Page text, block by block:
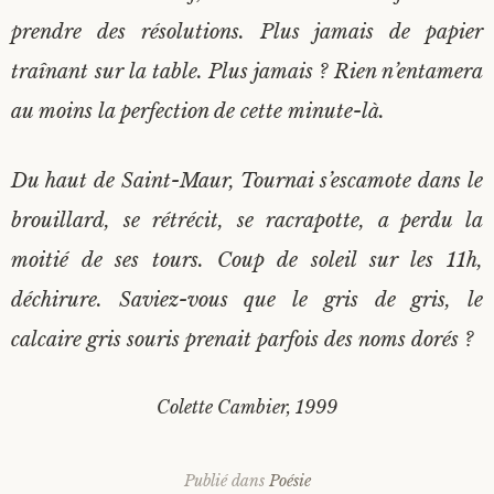
prendre des résolutions. Plus jamais de papier
traînant sur la table. Plus jamais ? Rien n’entamera
au moins la perfection de cette minute-là.
Du haut de Saint-Maur, Tournai s’escamote dans le
brouillard, se rétrécit, se racrapotte, a perdu la
moitié de ses tours. Coup de soleil sur les 11h,
déchirure. Saviez-vous que le gris de gris, le
calcaire gris souris prenait parfois des noms dorés ?
Colette Cambier, 1999
Publié dans Poésie